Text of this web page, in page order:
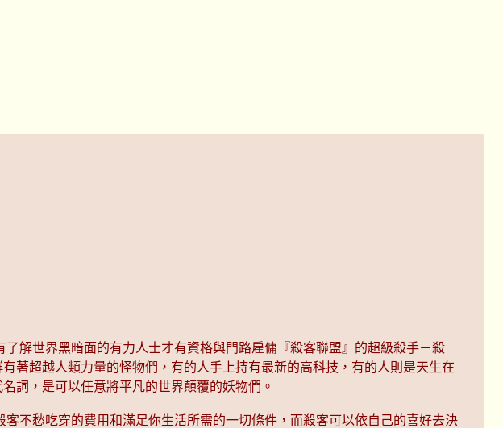
解世界黑暗面的有力人士才有資格與門路雇傭『殺客聯盟』的超級殺手－殺
著超越人類力量的怪物們，有的人手上持有最新的高科技，有的人則是天生在
詞，是可以任意將平凡的世界顛覆的妖物們。
不愁吃穿的費用和滿足你生活所需的一切條件，而殺客可以依自己的喜好去決